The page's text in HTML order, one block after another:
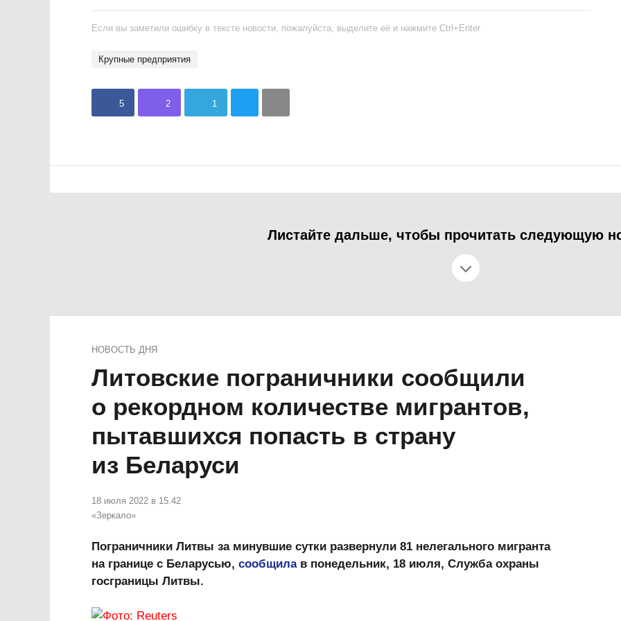
Если вы заметили ошибку в тексте новости, пожалуйста, выделите её и нажмите Ctrl+Enter
крупные предприятия
5 2 1
Листайте дальше, чтобы прочитать следующую